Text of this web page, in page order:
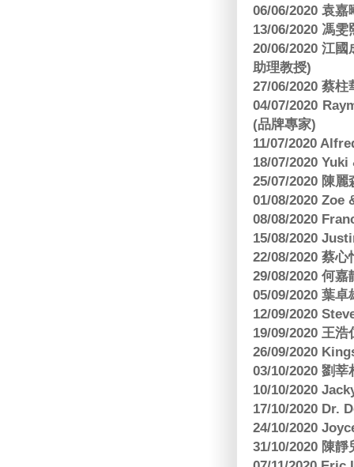
06/06/2020 袁
13/06/2020 馮
20/06/2020 江
助理教授)
27/06/2020 蔡
04/07/2020
(品牌專家)
11/07/2020
18/07/2020
25/07/2020 陳
01/08/2020 Zoe
08/08/2020
15/08/2020
22/08/2020 蔡
29/08/2020 何
05/09/2020 葉
12/09/2020
19/09/2020 王
26/09/2020
03/10/2020 劉
10/10/2020
17/10/2020 Dr.
24/10/2020
31/10/2020 陳